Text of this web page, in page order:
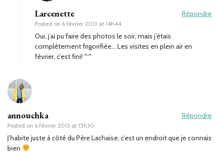
Larcenette
Posted on 6 février 2013 at 14h44
Répondre
Oui, j’ai pu faire des photos le soir, mais j’étais
complétement frigorifiée… Les visites en plein air en
février, c’est fini! ^^
annouchka
Posted on 6 février 2013 at 15h30
Répondre
J’habite juste à côté du Père Lachaise, c’est un endroit que je connais
bien